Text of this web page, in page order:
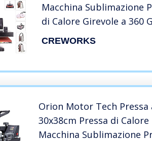
Macchina Sublimazione
di Calore Girevole a 360
Pressa per Stampa
CREWORKS
Orion Motor Tech Pressa
30x38cm Pressa di Calore
Macchina Sublimazione